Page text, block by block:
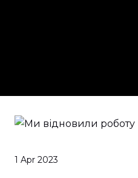
1 Apr 2023